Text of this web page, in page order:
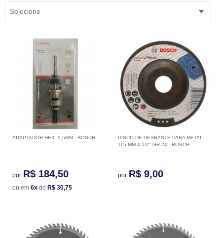
Selecione
ADAPTADOR HEX. 9,5MM - BOSCH
por R$ 184,50
ou em 6x de R$ 30,75
DISCO DE DESBASTE PARA METAL
115 MM 4.1/2" GR.24 - BOSCH
por R$ 9,00